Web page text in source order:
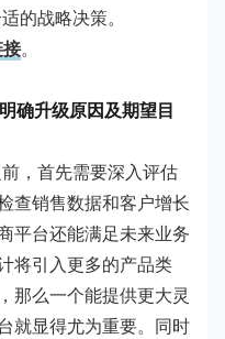
的战略决策。
。
确升级原因及期望目
，首先需要深入评估
查销售数据和客户增长
平台还能满足未来业务
将引入更多的产品类
那么一个能提供更大灵
就显得尤为重要。同时